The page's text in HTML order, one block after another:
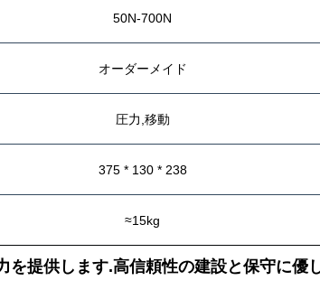
50N-700N
オーダーメイド
圧力,移動
375 * 130 * 238
≈15kg
提供します.高信頼性の建設と保守に優